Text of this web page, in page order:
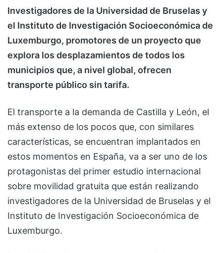
Investigadores de la Universidad de Bruselas y
el Instituto de Investigación Socioeconómica de
Luxemburgo, promotores de un proyecto que
explora los desplazamientos de todos los
municipios que, a nivel global, ofrecen
transporte público sin tarifa.
El transporte a la demanda de Castilla y León, el
más extenso de los pocos que, con similares
características, se encuentran implantados en
estos momentos en España, va a ser uno de los
protagonistas del primer estudio internacional
sobre movilidad gratuita que están realizando
investigadores de la Universidad de Bruselas y el
Instituto de Investigación Socioeconómica de
Luxemburgo.